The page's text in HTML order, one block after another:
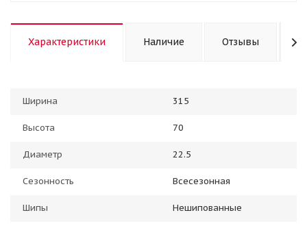
Характеристики Наличие Отзывы
Ширина 315
Высота 70
Диаметр 22.5
Сезонность Всесезонная
Шипы Нешипованные